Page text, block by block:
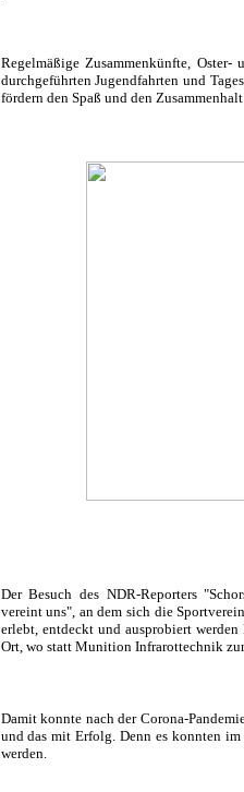
Regelmäßige Zusammenkünfte,
durchgeführten Jugendfahrten und
fördern den Spaß und den
Der Besuch des NDR-Reporters
vereint uns", an dem sich die
erlebt, entdeckt und ausprobiert
Ort, wo statt Munition Infrarottechnik
Damit konnte nach der Corona-
und das mit Erfolg. Denn es konnten
werden.